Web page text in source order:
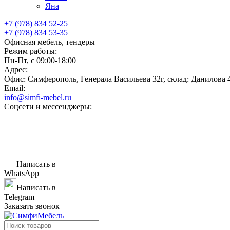
Яна
+7 (978) 834 52-25
+7 (978) 834 53-35
Офисная мебель, тендеры
Режим работы:
Пн-Пт, с 09:00-18:00
Адрес:
Офис: Симферополь, Генерала Васильева 32г, склад: Данилова
Email:
info@simfi-mebel.ru
Соцсети и мессенджеры:
Написать в
WhatsApp
Написать в
Telegram
Заказать звонок